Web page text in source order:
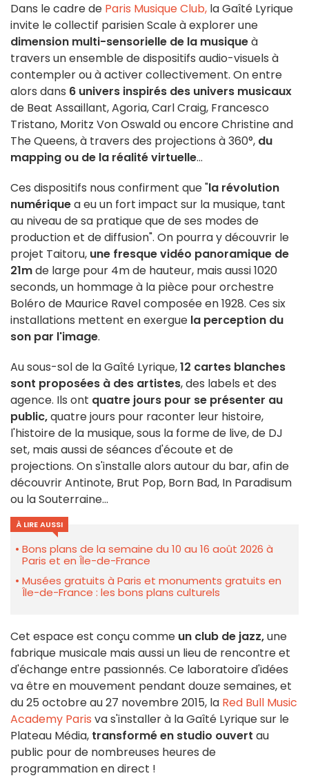
Dans le cadre de Paris Musique Club, la Gaîté Lyrique
invite le collectif parisien Scale à explorer une
dimension multi-sensorielle de la musiqueà
travers un ensemble de dispositifs audio-visuels à
contempler ou à activer collectivement. On entre
alors dans 6 univers inspirés des univers musicaux
de Beat Assaillant, Agoria, Carl Craig, Francesco
Tristano, Moritz Von Oswald ou encore Christine and
The Queens, à travers des projections à 360°, du
mapping ou de la réalité virtuelle…
Ces dispositifs nous confirment que "la révolution
numériquea eu un fort impact sur la musique, tant
au niveau de sa pratique que de ses modes de
production et de diffusion". On pourra y découvrir le
projet Taitoru, une fresque vidéo panoramique de
21mde large pour 4m de hauteur, mais aussi 1020
seconds, un hommage à la pièce pour orchestre
Boléro de Maurice Ravel composée en 1928. Ces six
installations mettent en exergue la perception du
son par l'image.
Au sous-sol de la Gaîté Lyrique,12 cartes blanches
sont proposées à des artistes, des labels et des
agence. Ils ont quatre jours pour se présenter au
public,quatre jours pour raconter leur histoire,
l'histoire de la musique, sous la forme de live, de DJ
set, mais aussi de séances d'écoute et de
projections. On s'installe alors autour du bar, afin de
découvrir Antinote, Brut Pop, Born Bad, In Paradisum
ou la Souterraine...
À LIRE AUSSI
Bons plans de la semaine du 10 au 16 août 2026 à
Paris et en Île-de-France
Musées gratuits à Paris et monuments gratuits en
Île-de-France : les bons plans culturels
Cet espace est conçu comme un club de jazz,une
fabrique musicale mais aussi un lieu de rencontre et
d'échange entre passionnés. Ce laboratoire d'idées
va être en mouvement pendant douze semaines, et
du 25 octobre au 27 novembre 2015, la Red Bull Music
Academy Paris va s'installer à la Gaîté Lyrique sur le
Plateau Média, transformé en studio ouvert au
public pour de nombreuses heures de
programmation en direct !